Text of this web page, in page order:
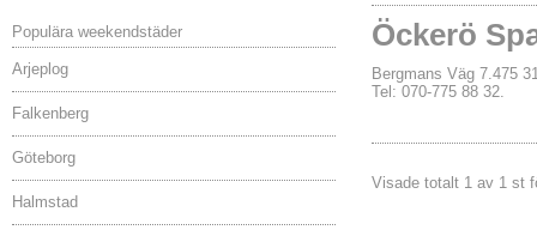
Populära weekendstäder
Arjeplog
Falkenberg
Göteborg
Halmstad
Öckerö
Bergmans Väg 7.475
Tel: 070-775 88 32.
Visade totalt 1 av 1 st